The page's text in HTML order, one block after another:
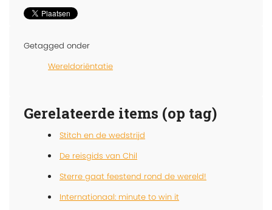
Getagged onder
Wereldoriëntatie
Gerelateerde items (op tag)
Stitch en de wedstrijd
De reisgids van Chil
Sterre gaat feestend rond de wereld!
Internationaal: minute to win it